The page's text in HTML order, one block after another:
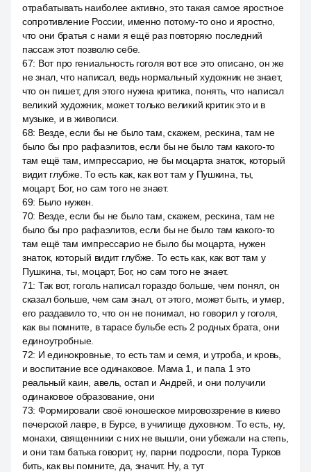
отрабатывать наиболее активно, это такая самое яростное
сопротивление России, именно потому-то оно и яростно,
что они братья с нами я ещё раз повторяю последний
пассаж этот позволю себе.
67: Вот про гениальность гоголя вот все это описано, он же
не знал, что написал, ведь нормальный художник не знает,
что он пишет, для этого нужна критика, понять, что написал
великий художник, может только великий критик это и в
музыке, и в живописи.
68: Везде, если бы не было там, скажем, рескина, там не
было бы про рафаэлитов, если бы не было там какого-то
там ещё там, импрессарио, не бы моцарта знаток, который
видит глубже. То есть как, как вот там у Пушкина, ты,
моцарт, Бог, но сам того не знает.
69: Было нужен.
70: Везде, если бы не было там, скажем, рескина, там не
было бы про рафаэлитов, если бы не было там какого-то
там ещё там импрессарио не было бы моцарта, нужен
знаток, который видит глубже. То есть как, как вот там у
Пушкина, ты, моцарт, Бог, но сам того не знает.
71: Так вот, гоголь написал гораздо больше, чем понял, он
сказал больше, чем сам знал, от этого, может быть, и умер,
его раздавило то, что он не понимал, но говорил у гоголя,
как вы помните, в тарасе бульбе есть 2 родных брата, они
единоутробные.
72: И единокровные, то есть там и семя, и утроба, и кровь,
и воспитание все одинаковое. Мама 1, и папа 1 это
реальный каин, авель, остап и Андрей, и они получили
одинаковое образование, они
73: Формировали своё юношеское мировоззрение в киево
печерской лавре, в Бурсе, в училище духовном. То есть, ну,
монахи, священники с них не вышли, они убежали на степь,
и они там батька говорит, ну, парни подросли, пора Турков
бить, как вы помните, да, значит. Ну, а тут